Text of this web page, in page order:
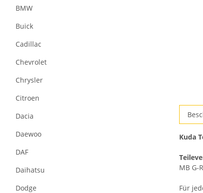
Kuda
MB G-
Für
BMW
Buick
Cadillac
Chevrolet
Chrysler
Citroen
Dacia
Daewoo
DAF
Daihatsu
Dodge